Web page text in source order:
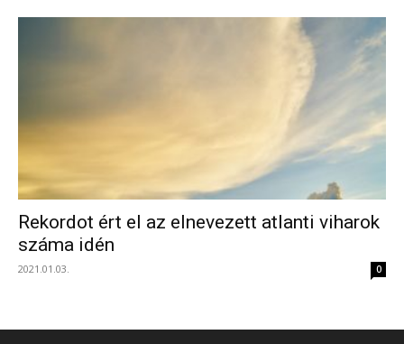
Rekordot ért el az elnevezett atlanti viharok
száma idén
2021.01.03. 0